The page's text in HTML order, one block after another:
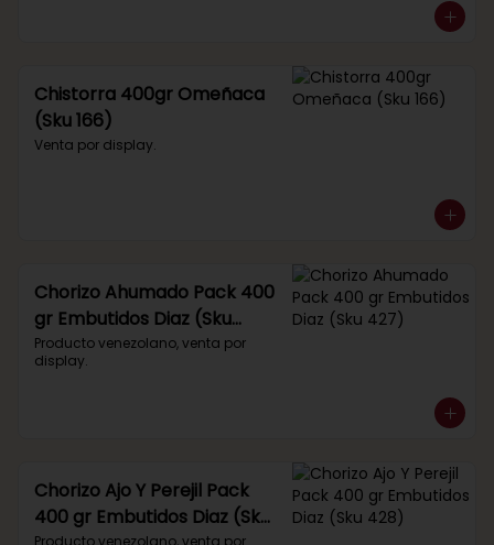
Chistorra 400gr Omeñaca
(Sku 166)
Venta por display.
Chorizo Ahumado Pack 400
gr Embutidos Diaz (Sku
427)
Producto venezolano, venta por
display.
Chorizo Ajo Y Perejil Pack
400 gr Embutidos Diaz (Sku
Producto venezolano, venta por